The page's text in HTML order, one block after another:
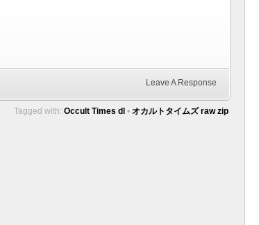
Leave A Response
Tagged with: Occult Times dl • オカルトタイムズ raw zip